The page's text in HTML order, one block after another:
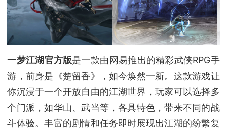
一梦江湖官方版是一款由网易推出的精彩武侠RPG手
游，前身是《楚留香》，如今焕然一新。这款游戏让
你沉浸于一个开放自由的江湖世界，玩家可以选择多
个门派，如华山、武当等，各具特色，带来不同的战
斗体验。丰富的剧情和任务即时展现出江湖的纷繁复